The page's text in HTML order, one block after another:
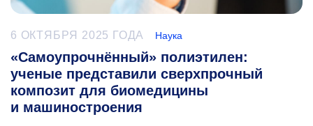
6 ОКТЯБРЯ 2025 ГОДА Наука
«Самоупрочнённый» полиэтилен:
ученые представили сверхпрочный
композит для биомедицины
и машиностроения